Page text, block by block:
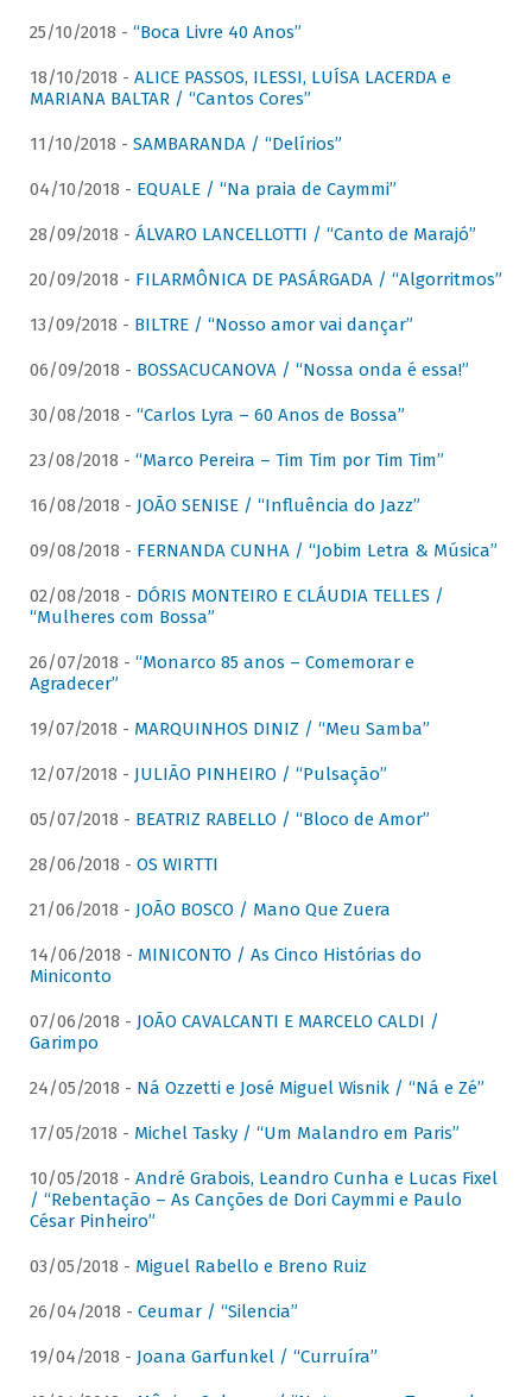
25/10/2018 - “Boca Livre 40 Anos”
18/10/2018 - ALICE PASSOS, ILESSI, LUÍSA LACERDA e
MARIANA BALTAR / “Cantos Cores”
11/10/2018 - SAMBARANDA / “Delírios”
04/10/2018 - EQUALE / “Na praia de Caymmi”
28/09/2018 - ÁLVARO LANCELLOTTI / “Canto de Marajó”
20/09/2018 - FILARMÔNICA DE PASÁRGADA / “Algorritmos”
13/09/2018 - BILTRE / “Nosso amor vai dançar”
06/09/2018 - BOSSACUCANOVA / “Nossa onda é essa!”
30/08/2018 - “Carlos Lyra – 60 Anos de Bossa”
23/08/2018 - “Marco Pereira – Tim Tim por Tim Tim”
16/08/2018 - JOÃO SENISE / “Influência do Jazz”
09/08/2018 - FERNANDA CUNHA / “Jobim Letra & Música”
02/08/2018 - DÓRIS MONTEIRO E CLÁUDIA TELLES /
“Mulheres com Bossa”
26/07/2018 - “Monarco 85 anos – Comemorar e
Agradecer”
19/07/2018 - MARQUINHOS DINIZ / “Meu Samba”
12/07/2018 - JULIÃO PINHEIRO / “Pulsação”
05/07/2018 - BEATRIZ RABELLO / “Bloco de Amor”
28/06/2018 - OS WIRTTI
21/06/2018 - JOÃO BOSCO / Mano Que Zuera
14/06/2018 - MINICONTO / As Cinco Histórias do
Miniconto
07/06/2018 - JOÃO CAVALCANTI E MARCELO CALDI /
Garimpo
24/05/2018 - Ná Ozzetti e José Miguel Wisnik / “Ná e Zé”
17/05/2018 - Michel Tasky / “Um Malandro em Paris”
10/05/2018 - André Grabois, Leandro Cunha e Lucas Fixel
/ “Rebentação – As Canções de Dori Caymmi e Paulo
César Pinheiro”
03/05/2018 - Miguel Rabello e Breno Ruiz
26/04/2018 - Ceumar / “Silencia”
19/04/2018 - Joana Garfunkel / “Curruíra”